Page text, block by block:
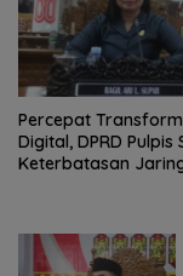
Percepat
Digital, DPRD Pulpis
Keterbatasan